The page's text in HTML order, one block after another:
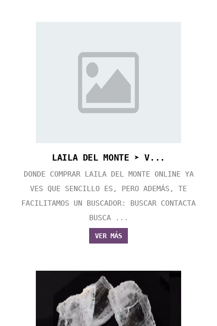
LAILA DEL MONTE ➤ V...
DONDE COMPRAR LAILA DEL MONTE ONLINE YA
VES QUE SENCILLO ES, PERO ADEMÁS, TE
FACILITAMOS UN BUSCADOR: BUSCAR CONTACTA
BUSCA ...
VER MÁS